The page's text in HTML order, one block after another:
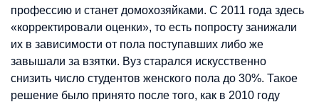
профессию и станет домохозяйками. С 2011 года здесь
«корректировали оценки», то есть попросту занижали
их в зависимости от пола поступавших либо же
завышали за взятки. Вуз старался искусственно
снизить число студентов женского пола до 30%. Такое
решение было принято после того, как в 2010 году